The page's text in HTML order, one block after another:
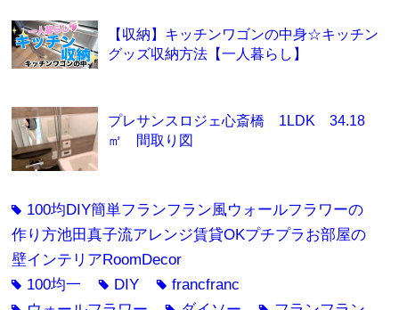
【収納】キッチンワゴンの中身☆キッチン
グッズ収納方法【一人暮らし】
プレサンスロジェ心斎橋 1LDK 34.18
㎡ 間取り図
tag 100均DIY簡単フランフラン風ウォールフラワーの
作り方池田真子流アレンジ賃貸OKプチプラお部屋の
壁インテリアRoomDecor
tag 100均一 tag DIY tagfrancfranc